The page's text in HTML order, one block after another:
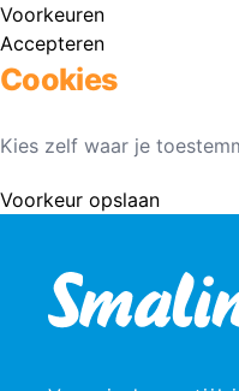
Voorkeuren
Accepteren
Cookies
Kies zelf waar je
Voorkeur opslaan